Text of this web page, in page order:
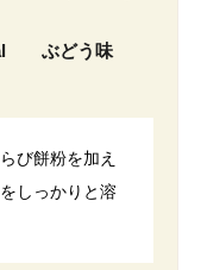
ぶどう味
び餅粉を加え
しっかりと溶